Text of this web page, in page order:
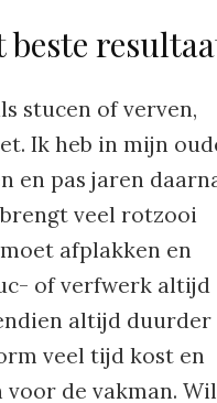
stucen of verven,
Ik heb in mijn
en pas jaren
veel rotzooi
afplakken en
of verfwerk altijd
altijd duurder
veel tijd kost en
de vakman.